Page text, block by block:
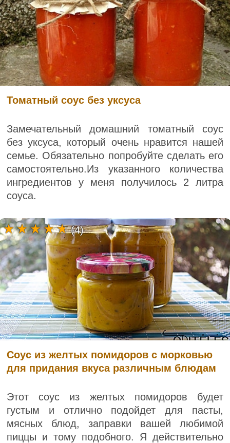
Томатный соус без уксуса
Замечательный домашний томатный соус
без уксуса, который очень нравится нашей
семье. Обязательно попробуйте сделать его
самостоятельно.Из указанного количества
ингредиентов у меня получилось 2 литра
соуса.
Соус из желтых помидоров с морковью
для придания вкуса различным блюдам
Этот соус из желтых помидоров будет
густым и отлично подойдет для пасты,
мясных блюд, заправки вашей любимой
пиццы и тому подобного. Я действительно
(4)